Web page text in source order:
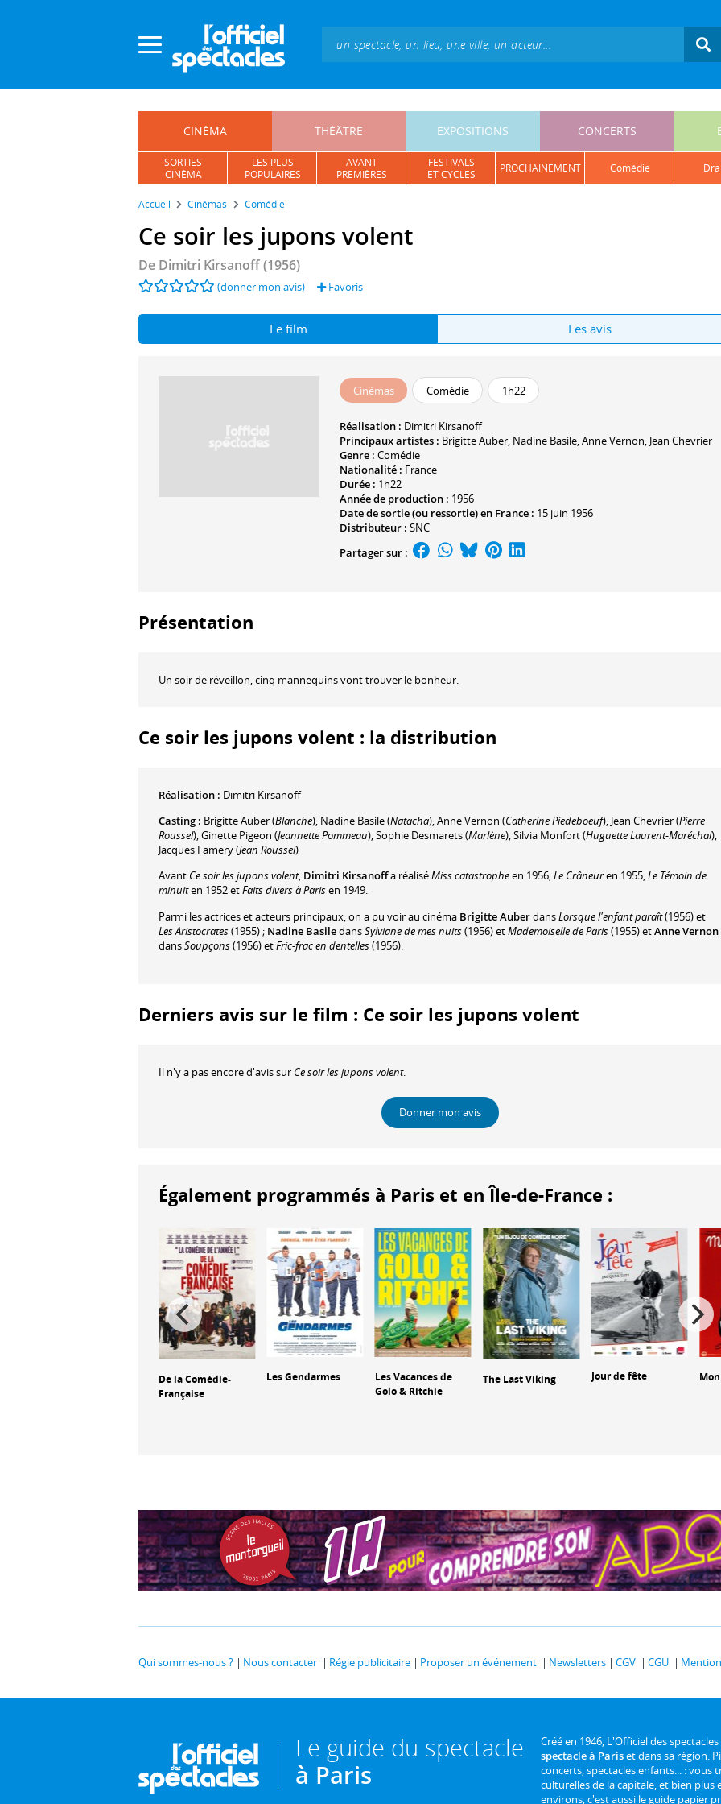
CINÉMA THÉÂTRE EXPOSITIONS CONCERTS
SORTIES
CINÉMA
LES PLUS
POPULAIRES
AVANT
PREMIÈRES
FESTIVALS
ET CYCLES
PROCHAINEMENT comédie
Accueil Cinémas Comédie
Ce soir les jupons volent
De Dimitri Kirsanoff(1956)
(donner mon avis) Favoris
Le film Les avis
Cinémas Comédie 1h22
Réalisation : Dimitri Kirsanoff
Principaux artistes : Brigitte Auber, Nadine Basile,Anne Vernon, Jean Chevrier
Genre : Comédie
Nationalité : France
Durée : 1h22
Année de production : 1956
Date de sortie (ou ressortie) en France : 15 juin 1956
Distributeur : SNC
Partager sur :
Présentation
Un soir de réveillon, cinq mannequins vont trouver le bonheur.
Ce soir les jupons volent : la distribution
Réalisation : Dimitri Kirsanoff
Casting : Brigitte Auber(Blanche), Nadine Basile(Natacha),Anne Vernon (Catherine Piedeboeuf), Jean Chevrier(Pierre
Roussel),Ginette Pigeon (Jeannette Pommeau),Sophie Desmarets(Marlène),Silvia Monfort(Huguette Laurent-Maréchal),
Jacques Famery(Jean Roussel)
Avant Ce soir les jupons volent, Dimitri Kirsanoffa réaliséMiss catastropheen 1956,Le Crâneuren 1955,Le Témoin de
minuiten 1952 etFaits divers à Parisen 1949.
Parmi les actrices et acteurs principaux, on a pu voir au cinéma Brigitte AuberdansLorsque l'enfant paraît(1956) et
Les Aristocrates(1955) ; Nadine BasiledansSylviane de mes nuits(1956) etMademoiselle de Paris(1955) etAnne Vernon
dansSoupçons(1956) etFric-frac en dentelles(1956).
Derniers avis sur le film : Ce soir les jupons volent
Il n'y a pas encore d'avis sur Ce soir les jupons volent.
Donner mon avis
Également programmés à Paris et en Île-de-France :
De la Comédie-
Française
Les Gendarmes
Les Vacances de
Golo & Ritchie
The Last Viking Jour de fête Mon
Qui sommes-nous ? Nous contacter Régie publicitaire Proposer un événement Newsletters CGV CGU
Le guide du spectacle
à Paris
Créé en 1946, L'Officiel des
spectacle à Pariset dans sa région.
concerts, spectacles enfants... :
culturelles de la capitale, et bien plus
environs, c'est aussi le guide papier